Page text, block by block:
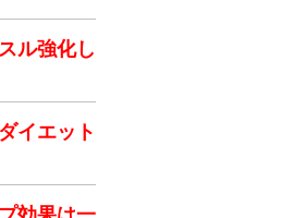
ル強化し
イエット